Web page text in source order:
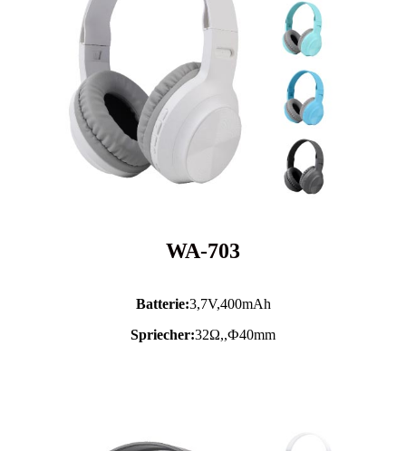
WA-703
Batterie:3,7V,400mAh
Spriecher:32Ω,,Ф40mm